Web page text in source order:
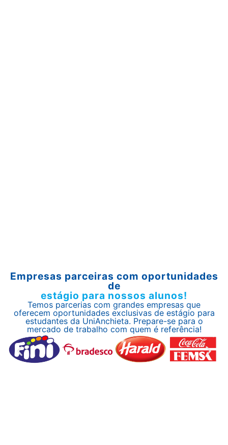
Empresas parceiras com oportunidades
de
estágio para nossos alunos!
Temos parcerias com grandes empresas que
oferecem oportunidades exclusivas de estágio para
estudantes da UniAnchieta. Prepare-se para o
mercado de trabalho com quem é referência!